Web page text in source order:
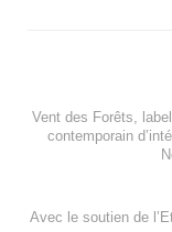
Vent des Forêts,
contemporain
Avec le soutien de l’